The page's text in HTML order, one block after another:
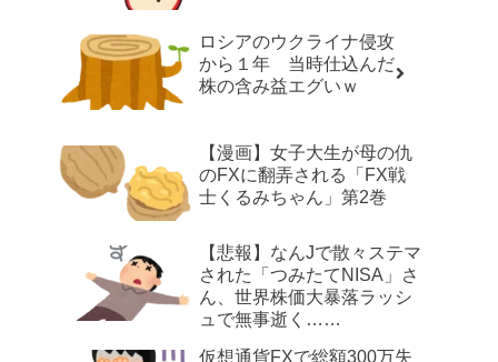
ロシアのウクライナ侵攻
から１年 当時仕込んだ
株の含み益エグいｗ
【漫画】女子大生が母の仇
のFXに翻弄される「FX戦
士くるみちゃん」第2巻
【悲報】なんJで散々ステマ
された「つみたてNISA」さ
ん、世界株価大暴落ラッシ
ュで無事逝く……
仮想通貨FXで総額300万失